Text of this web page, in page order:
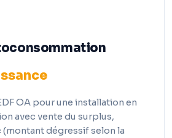
OA pour une installation en
avec vente du surplus,
(montant dégressif selon la